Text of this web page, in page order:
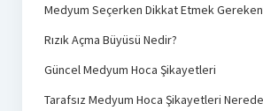
Medyum Seçerken Dikkat Etmek
Rızık Açma Büyüsü Nedir?
Güncel Medyum Hoca Şikayetleri
Tarafsız Medyum Hoca Şikayetleri